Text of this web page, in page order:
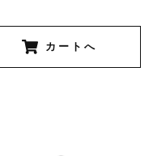
カートへ